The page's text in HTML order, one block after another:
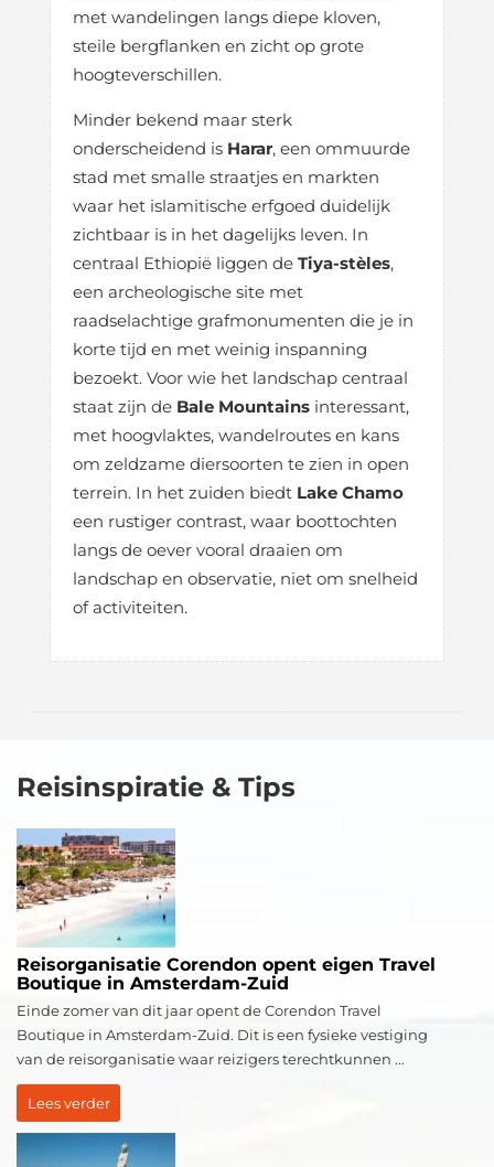
met wandelingen langs diepe kloven,
steile bergflanken en zicht op grote
hoogteverschillen.
Minder bekend maar sterk
onderscheidend is Harar, een ommuurde
stad met smalle straatjes en markten
waar het islamitische erfgoed duidelijk
zichtbaar is in het dagelijks leven. In
centraal Ethiopië liggen de Tiya-stèles,
een archeologische site met
raadselachtige grafmonumenten die je in
korte tijd en met weinig inspanning
bezoekt. Voor wie het landschap centraal
staat zijn de Bale Mountains interessant,
met hoogvlaktes, wandelroutes en kans
om zeldzame diersoorten te zien in open
terrein. In het zuiden biedt Lake Chamo
een rustiger contrast, waar boottochten
langs de oever vooral draaien om
landschap en observatie, niet om snelheid
of activiteiten.
Reisinspiratie & Tips
Reisorganisatie Corendon opent eigen Travel
Boutique in Amsterdam-Zuid
Einde zomer van dit jaar opent de Corendon Travel
Boutique in Amsterdam-Zuid. Dit is een fysieke vestiging
van de reisorganisatie waar reizigers terechtkunnen ...
Lees verder